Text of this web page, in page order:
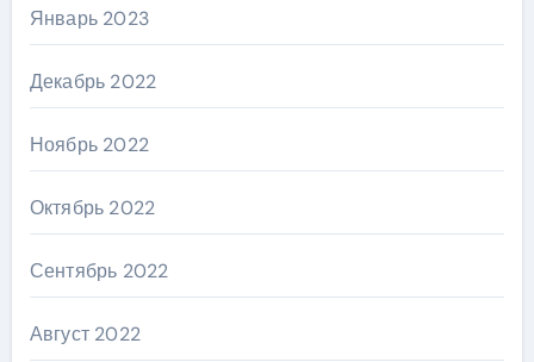
Январь 2023
Декабрь 2022
Ноябрь 2022
Октябрь 2022
Сентябрь 2022
Август 2022